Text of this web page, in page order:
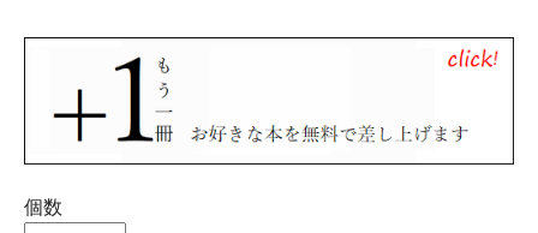
個数